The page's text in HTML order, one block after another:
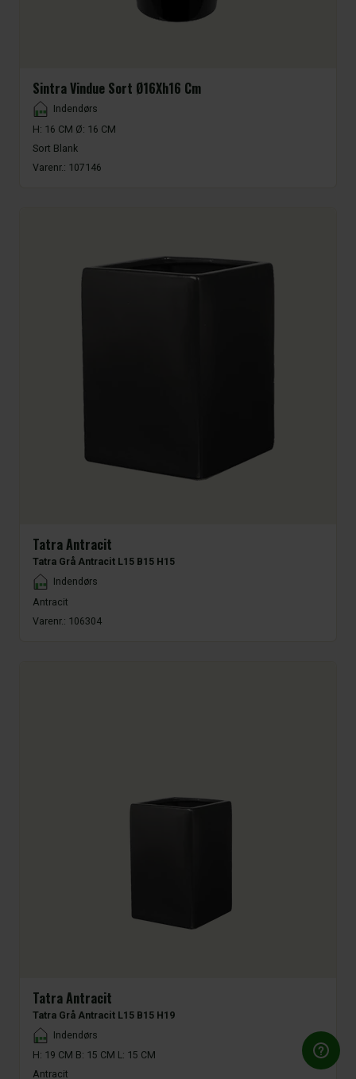
Sintra Vindue Sort Ø16Xh16 Cm
Placement
Indendørs
H: 16 CM Ø: 16 CM
Sort Blank
Varenr.: 107146
Tatra Antracit
Tatra Grå Antracit L15 B15 H15
Placement
Indendørs
Antracit
Varenr.: 106304
Tatra Antracit
Tatra Grå Antracit L15 B15 H19
Placement
Indendørs
H: 19 CM B: 15 CM L: 15 CM
Antracit